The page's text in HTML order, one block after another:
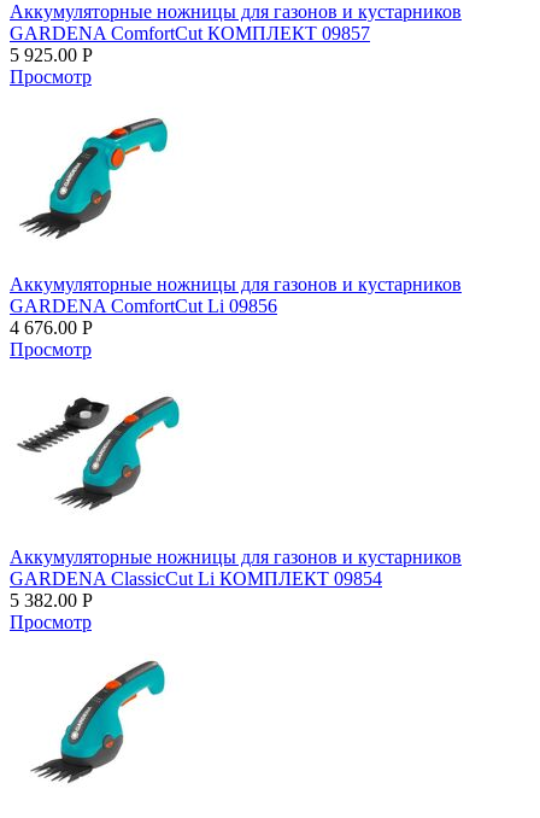
Аккумуляторные ножницы для газонов и кустарников
GARDENA ComfortCut КОМПЛЕКТ 09857
5 925.00 Р
Просмотр
Аккумуляторные ножницы для газонов и кустарников
GARDENA ComfortCut Li 09856
4 676.00 Р
Просмотр
Аккумуляторные ножницы для газонов и кустарников
GARDENA ClassicCut Li КОМПЛЕКТ 09854
5 382.00 Р
Просмотр